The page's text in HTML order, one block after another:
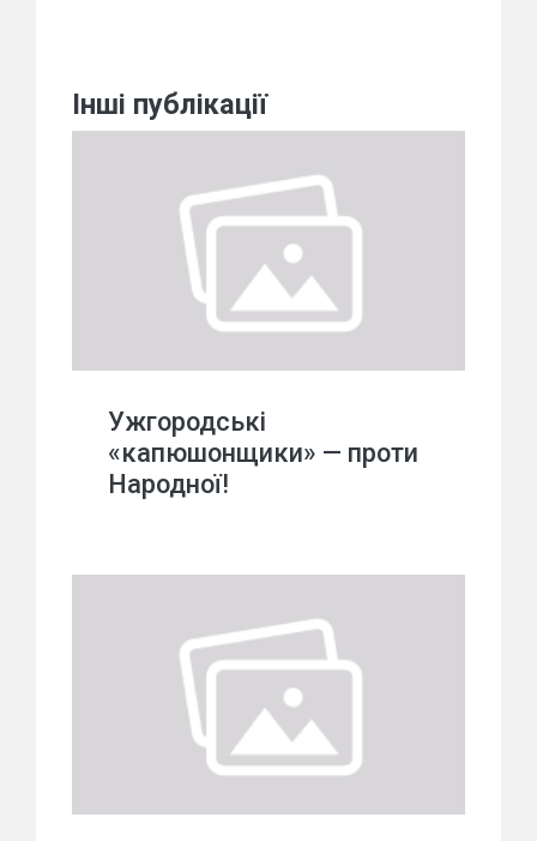
Інші публікації
Ужгородські
«капюшонщики» — проти
Народної!